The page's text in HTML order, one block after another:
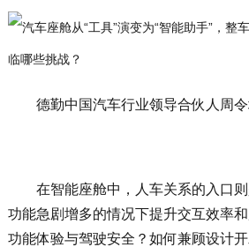
德勤中国汽车行业领导合伙人周
在智能座舱中，人车关系的入口
功能急剧增多的情况下提升交互效率
功能体验与驾驶安全？如何兼顾设计